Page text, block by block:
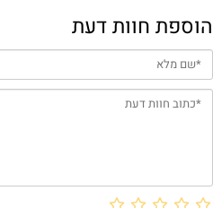
הוספת חוות דעת